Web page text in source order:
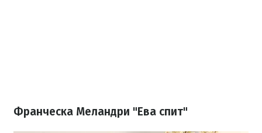
Франческа Меландри "Ева спит"